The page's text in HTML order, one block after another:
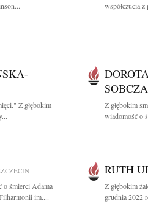
współczucia
Z głębokim
Z głębokim
wiadomość o
o śmierci Adama
im....
RUTH
Z głębokim
grudnia 2022